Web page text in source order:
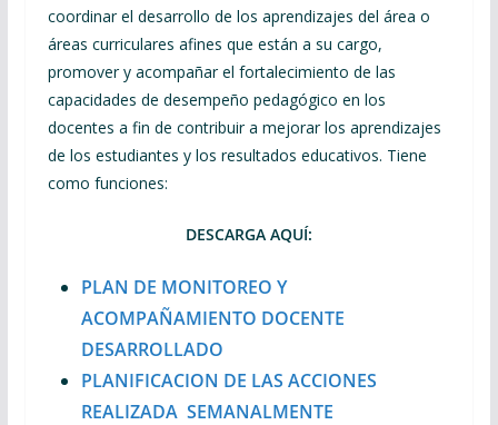
coordinar el desarrollo de los aprendizajes del área o
áreas curriculares afines que están a su cargo,
promover y acompañar el fortalecimiento de las
capacidades de desempeño pedagógico en los
docentes a fin de contribuir a mejorar los aprendizajes
de los estudiantes y los resultados educativos. Tiene
como funciones:
DESCARGA AQUÍ:
PLAN DE MONITOREO Y
ACOMPAÑAMIENTO DOCENTE
DESARROLLADO
PLANIFICACION DE LAS ACCIONES
REALIZADA SEMANALMENTE